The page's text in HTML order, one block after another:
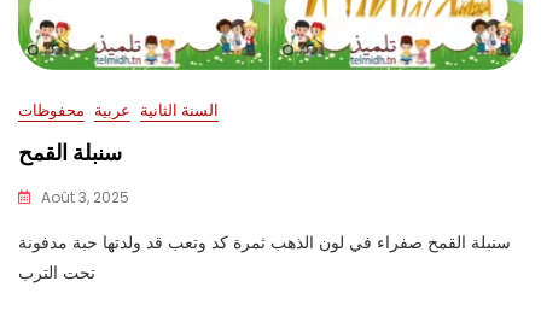
السنة الثانية عربية محفوظات
سنبلة القمح
Août 3, 2025
سنبلة القمح صفراء في لون الذهب ثمرة كد وتعب قد ولدتها حبة مدفونة
تحت الترب